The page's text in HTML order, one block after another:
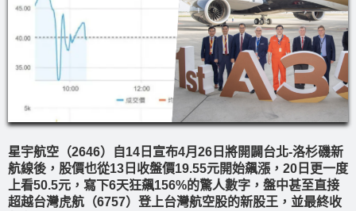
星宇航空（2646）自14日宣布4月26日將開闢台北-洛杉磯新
航線後，股價也從13日收盤價19.55元開始飆漲，20日更一度
上看50.5元，寫下6天狂飆156%的驚人數字，盤中甚至直接
超越台灣虎航（6757）登上台灣航空股的新股王，並最終收